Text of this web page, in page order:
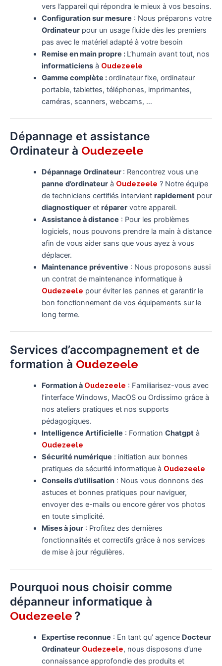
vers l’appareil qui répondra le mieux à vos besoins.
Configuration sur mesure : Nous préparons votre
Ordinateurpour un usage fluide dès les premiers
pas avec le matériel adapté à votre besoin
Remise en main propre : L’humain avant tout, nos
informaticiensà Oudezeele
Gamme complète :ordinateur fixe, ordinateur
portable, tablettes, téléphones, imprimantes,
caméras, scanners, webcams, …
Dépannage et assistance
Ordinateur à Oudezeele
Dépannage Ordinateur : Rencontrez vous une
panne d’ordinateurà Oudezeele ? Notre équipe
de techniciens certifiés intervient rapidementpour
diagnostiqueret réparervotre appareil.
Assistance à distance : Pour les problèmes
logiciels, nous pouvons prendre la main à distance
afin de vous aider sans que vous ayez à vous
déplacer.
Maintenance préventive : Nous proposons aussi
un contrat de maintenance informatique à
Oudezeele pour éviter les pannes et garantir le
bon fonctionnement de vos équipements sur le
long terme.
Services d’accompagnement et de
formation à Oudezeele
Formation à Oudezeele : Familiarisez-vous avec
l’interface Windows, MacOS ou Ordissimo grâce à
nos ateliers pratiques et nos supports
pédagogiques.
Intelligence Artificielle : Formation Chatgptà
Oudezeele
Sécurité numérique : initiation aux bonnes
pratiques de sécurité informatique à Oudezeele
Conseils d’utilisation: Nous vous donnons des
astuces et bonnes pratiques pour naviguer,
envoyer des e-mails ou encore gérer vos photos
en toute simplicité.
Mises à jour: Profitez des dernières
fonctionnalités et correctifs grâce à nos services
de mise à jour régulières.
Pourquoi nous choisir comme
dépanneur informatique à
Oudezeele ?
Expertise reconnue : En tant qu’ agence Docteur
Ordinateur Oudezeele, nous disposons d’une
connaissance approfondie des produits et